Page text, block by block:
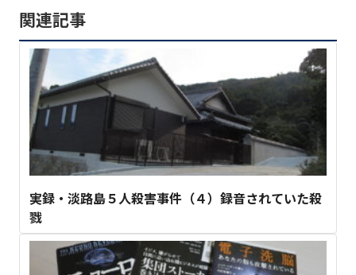
関連記事
実録・淡路島５人殺害事件（４）録音されていた殺
戮